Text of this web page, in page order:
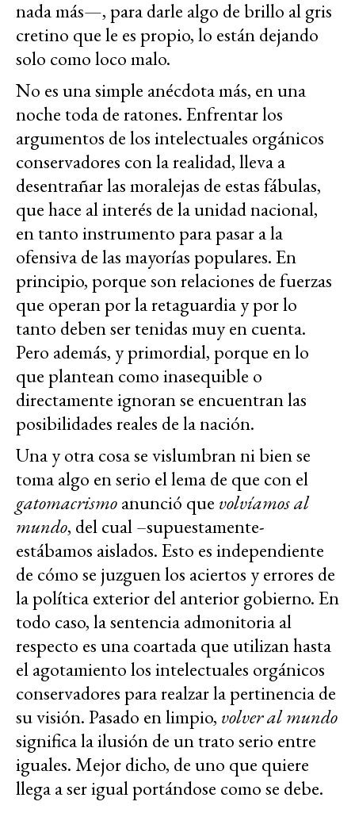
nada más—, para darle algo de brillo al gris
cretino que le es propio, lo están dejando
solo como loco malo.
No es una simple anécdota más, en una
noche toda de ratones. Enfrentar los
argumentos de los intelectuales orgánicos
conservadores con la realidad, lleva a
desentrañar las moralejas de estas fábulas,
que hace al interés de la unidad nacional,
en tanto instrumento para pasar a la
ofensiva de las mayorías populares. En
principio, porque son relaciones de fuerzas
que operan por la retaguardia y por lo
tanto deben ser tenidas muy en cuenta.
Pero además, y primordial, porque en lo
que plantean como inasequible o
directamente ignoran se encuentran las
posibilidades reales de la nación.
Una y otra cosa se vislumbran ni bien se
toma algo en serio el lema de que con el
gatomacrismoanunció que volvíamos al
mundo, del cual –supuestamente-
estábamos aislados. Esto es independiente
de cómo se juzguen los aciertos y errores de
la política exterior del anterior gobierno. En
todo caso, la sentencia admonitoria al
respecto es una coartada que utilizan hasta
el agotamiento los intelectuales orgánicos
conservadores para realzar la pertinencia de
su visión. Pasado en limpio, volver al mundo
significa la ilusión de un trato serio entre
iguales. Mejor dicho, de uno que quiere
llega a ser igual portándose como se debe.